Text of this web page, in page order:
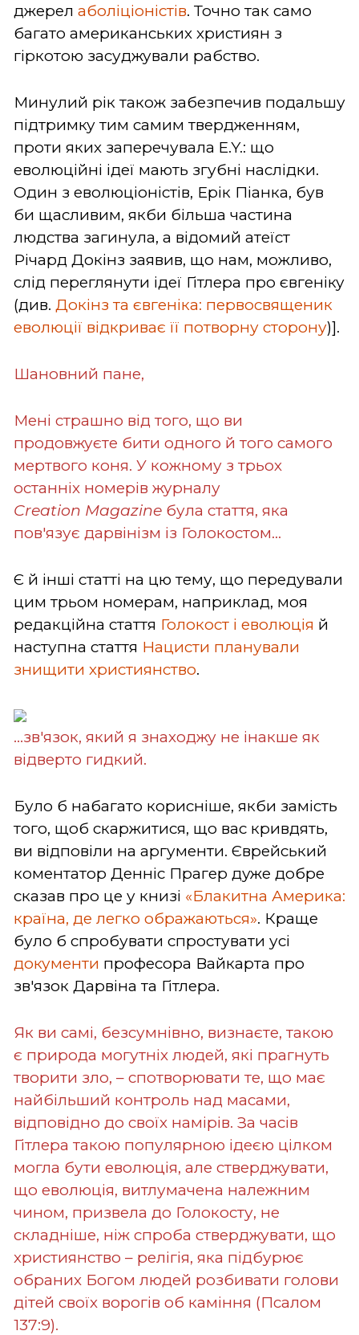
джерел аболіціоністів. Точно так само
багато американських християн з
гіркотою засуджували рабство.
Минулий рік також забезпечив подальшу
підтримку тим самим твердженням,
проти яких заперечувала E.Y.: що
еволюційні ідеї мають згубні наслідки.
Один з еволюціоністів, Ерік Піанка, був
би щасливим, якби більша частина
людства загинула, а відомий атеїст
Річард Докінз заявив, що нам, можливо,
слід переглянути ідеї Гітлера про євгеніку
(див. Докінз та євгеніка: первосвященик
еволюції відкриває її потворну сторону)].
Шановний пане,
Мені страшно від того, що ви
продовжуєте бити одного й того самого
мертвого коня. У кожному з трьох
останніх номерів журналу
Creation Magazine була стаття, яка
пов'язує дарвінізм із Голокостом…
Є й інші статті на цю тему, що передували
цим трьом номерам, наприклад, моя
редакційна стаття Голокост і еволюція й
наступна стаття Нацисти планували
знищити християнство.
...зв'язок, який я знаходжу не інакше як
відверто гидкий.
Було б набагато корисніше, якби замість
того, щоб скаржитися, що вас кривдять,
ви відповіли на аргументи. Єврейський
коментатор Денніс Прагер дуже добре
сказав про це у книзі «Блакитна Америка:
країна, де легко ображаються». Краще
було б спробувати спростувати усі
документи професора Вайкарта про
зв'язок Дарвіна та Гітлера.
Як ви самі, безсумнівно, визнаєте, такою
є природа могутніх людей, які прагнуть
творити зло, – спотворювати те, що має
найбільший контроль над масами,
відповідно до своїх намірів. За часів
Гітлера такою популярною ідеєю цілком
могла бути еволюція, але стверджувати,
що еволюція, витлумачена належним
чином, призвела до Голокосту, не
складніше, ніж спроба стверджувати, що
християнство – релігія, яка підбурює
обраних Богом людей розбивати голови
дітей своїх ворогів об каміння (Псалом
137:9).